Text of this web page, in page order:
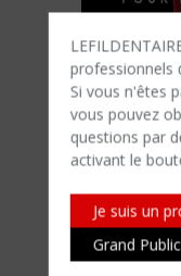
professionnels
Si vous n'êtes​
vous pouvez
questions par
activant le
Je suis un
Grand Public